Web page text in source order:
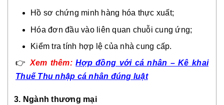
Hồ sơ chứng minh hàng hóa thực xuất;
Hóa đơn đầu vào liên quan chuỗi cung ứng;
Kiểm tra tính hợp lệ của nhà cung cấp.
👉Xem thêm:Hợp đồng với cá nhân – Kê khai
Thuế Thu nhập cá nhân đúng luật
3. Ngành thương mại